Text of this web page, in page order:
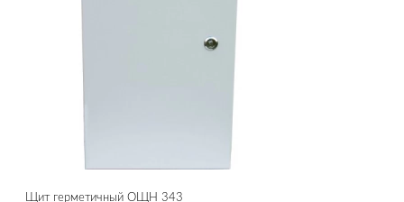
Щит герметичный ОЩН 343